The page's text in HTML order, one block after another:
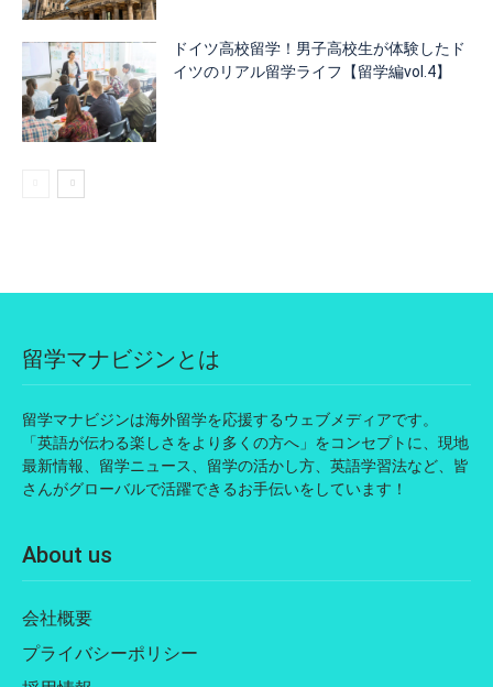
ドイツ高校留学！男子高校生が体験したド
イツのリアル留学ライフ【留学編vol.4】
留学マナビジンとは
留学マナビジンは海外留学を応援するウェブメディアです。
「英語が伝わる楽しさをより多くの方へ」をコンセプトに、現地
最新情報、留学ニュース、留学の活かし方、英語学習法など、皆
さんがグローバルで活躍できるお手伝いをしています！
About us
会社概要
プライバシーポリシー